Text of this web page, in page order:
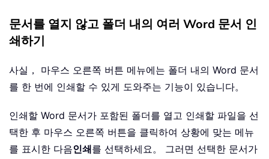
문서를 열지 않고 폴더 내의 여러 Word 문서 인
쇄하기
사실， 마우스 오른쪽 버튼 메뉴에는 폴더 내의 Word 문서
를 한 번에 인쇄할 수 있게 도와주는 기능이 있습니다。
인쇄할 Word 문서가 포함된 폴더를 열고 인쇄할 파일을 선
택한 후 마우스 오른쪽 버튼을 클릭하여 상황에 맞는 메뉴
를 표시한 다음인쇄를 선택하세요。 그러면 선택한 문서가